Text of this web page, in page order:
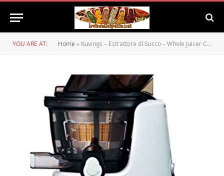
YOU ARE AT: Home » Kuvings – Estrattore di Succo – Whole Juicer C9820 – Bianco Opaco